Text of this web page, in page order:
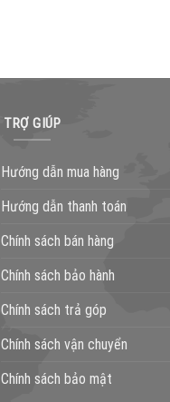
TRỢ GIÚP
Hướng dẫn mua hàng
Hướng dẫn thanh toán
Chính sách bán hàng
Chính sách bảo hành
Chính sách trả góp
Chính sách vận chuyển
Chính sách bảo mật